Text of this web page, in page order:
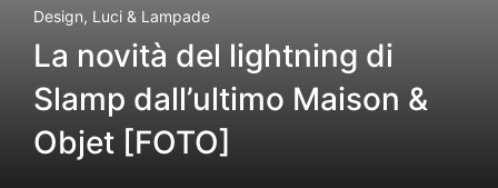
Design, Luci & Lampade
La novità del lightning di
Slamp dall’ultimo Maison &
Objet [FOTO]